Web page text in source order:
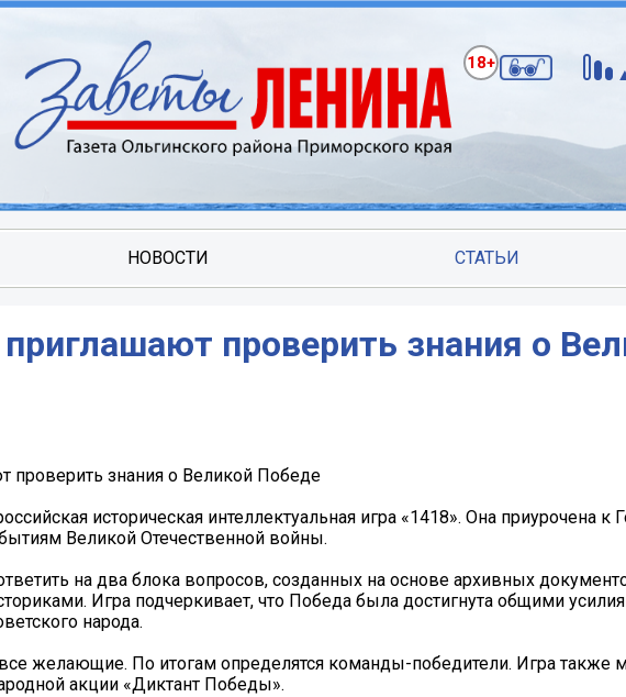
18+
НОВОСТИ СТАТЬИ
проверить знания о
проверить знания о Великой Победе
историческая интеллектуальная игра «1418». Она приурочена к
Великой Отечественной войны.
на два блока вопросов, созданных на основе архивных
Игра подчеркивает, что Победа была достигнута общими
народа.
все желающие. По итогам определятся команды-победители. Игра также
акции «Диктант Победы».